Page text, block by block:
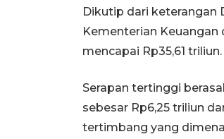
Dikutip dari keterangan
Kementerian Keuangan
mencapai Rp35,61 triliun.
Serapan tertinggi
sebesar Rp6,25 triliun
tertimbang yang